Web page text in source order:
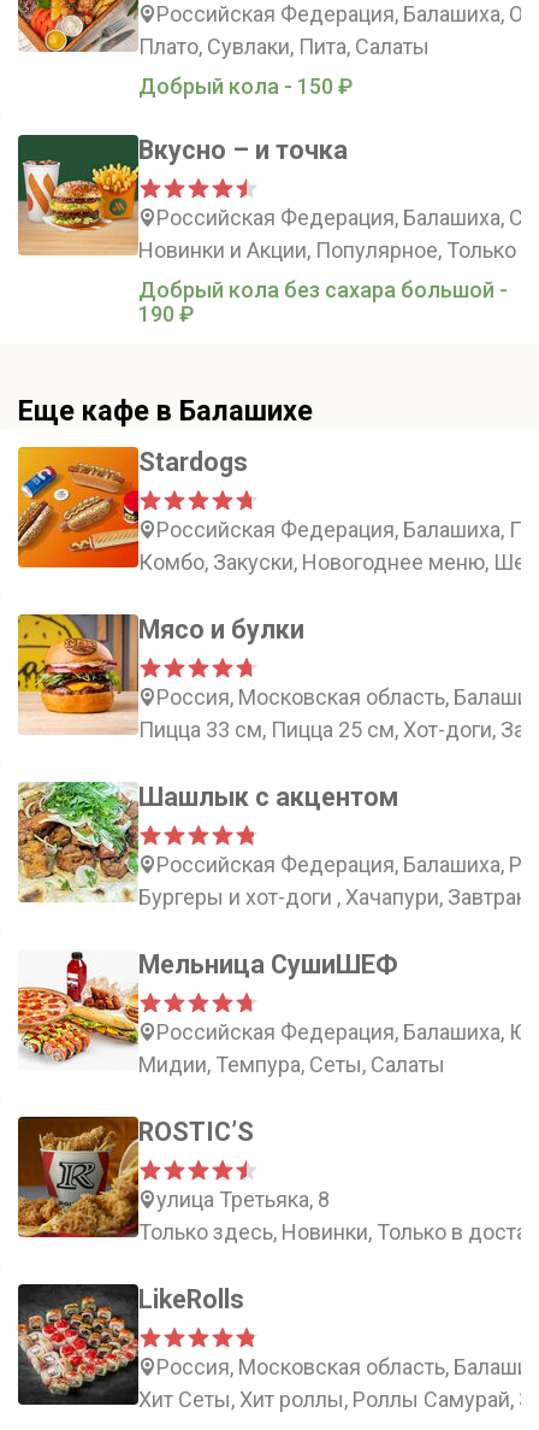
Российская Федерация, Балашиха,
Плато, Сувлаки, Пита, Салаты
Добрый кола - 150 ₽
Вкусно – и точка
Российская Федерация, Балашиха,
Новинки и Акции, Популярное, Только
Добрый кола без сахара большой -
190 ₽
Еще кафе в Балашихе
Stardogs
Российская Федерация, Балашиха,
Комбо, Закуски, Новогоднее меню,
Мясо и булки
Россия, Московская область,
Пицца 33 см, Пицца 25 см, Хот-доги,
Шашлык с акцентом
Российская Федерация, Балашиха,
Бургеры и хот-доги , Хачапури,
Мельница СушиШЕФ
Российская Федерация, Балашиха,
Мидии, Темпура, Сеты, Салаты
ROSTIC’S
улица Третьяка, 8
Только здесь, Новинки, Только в
LikeRolls
Россия, Московская область,
Хит Сеты, Хит роллы, Роллы Самурай,